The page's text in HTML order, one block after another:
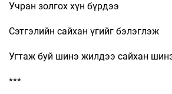
Учран золгох хүн бүрдээ
Сэтгэлийн сайхан үгийг бэлэглэж
Угтаж буй шинэ жилдээ сайхан
***